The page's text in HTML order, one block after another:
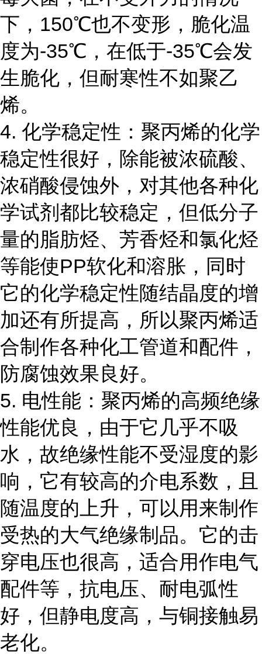
下，150℃也不变形，脆化温
度为-35℃，在低于-35℃会发
生脆化，但耐寒性不如聚乙
烯。
4. 化学稳定性：聚丙烯的化学
稳定性很好，除能被浓硫酸、
浓硝酸侵蚀外，对其他各种化
学试剂都比较稳定，但低分子
量的脂肪烃、芳香烃和氯化烃
等能使PP软化和溶胀，同时
它的化学稳定性随结晶度的增
加还有所提高，所以聚丙烯适
合制作各种化工管道和配件，
防腐蚀效果良好。
5. 电性能：聚丙烯的高频绝缘
性能优良，由于它几乎不吸
水，故绝缘性能不受湿度的影
响，它有较高的介电系数，且
随温度的上升，可以用来制作
受热的大气绝缘制品。它的击
穿电压也很高，适合用作电气
配件等，抗电压、耐电弧性
好，但静电度高，与铜接触易
老化。